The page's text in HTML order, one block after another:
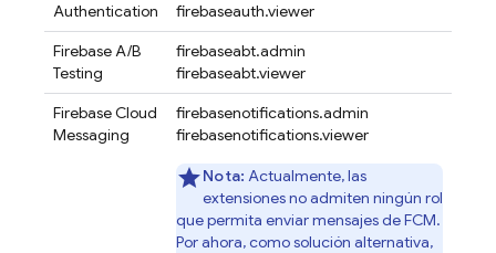
Authentication
firebaseauth.viewer
Firebase A/B
Testing
firebaseabt.admin
firebaseabt.viewer
Firebase Cloud
Messaging
firebasenotifications.admin
firebasenotifications.viewer
Nota: Actualmente, las
extensiones no admiten ningún rol
que permita enviar mensajes de FCM.
Por ahora, como solución alternativa,